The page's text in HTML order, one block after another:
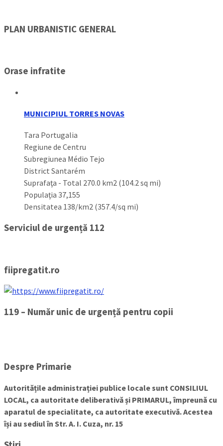
PLAN URBANISTIC GENERAL
Orase infratite
MUNICIPIUL TORRES NOVAS
Tara Portugalia
Regiune de Centru
Subregiunea Médio Tejo
District Santarém
Suprafaţa - Total 270.0 km2 (104.2 sq mi)
Populaţia 37,155
Densitatea 138/km2 (357.4/sq mi)
Serviciul de urgență 112
fiipregatit.ro
119 – Număr unic de urgență pentru copii
Despre Primarie
Autoritățile administrației publice locale sunt CONSILIUL
LOCAL, ca autoritate deliberativă și PRIMARUL, împreună cu
aparatul de specialitate, ca autoritate executivă. Acestea
își au sediul în Str. A. I. Cuza, nr. 15